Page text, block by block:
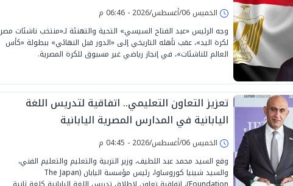
الخميس 06/أغسطس/2026 - 06:46 م
وجه الرئيس «عبد الفتاح السيسي» التحية والتهنئة لـ«منتخب ناشئات مصر
لكرة اليد»، عقب تأهله التاريخي إلى «الدور قبل النهائي» ببطولة «كأس
العالم للناشئات»، في إنجاز رياضي غير مسبوق للكرة المصرية.
تعزيز التعاون التعليمي.. اتفاقية لتدريس اللغة
اليابانية في المدارس المصرية اليابانية
الخميس 06/أغسطس/2026 - 04:45 م
وقع السيد محمد عبد اللطيف، وزير التربية والتعليم والتعليم الفني،
والسيد شينيا كوروساوا، رئيس مؤسسة اليابان (The Japan